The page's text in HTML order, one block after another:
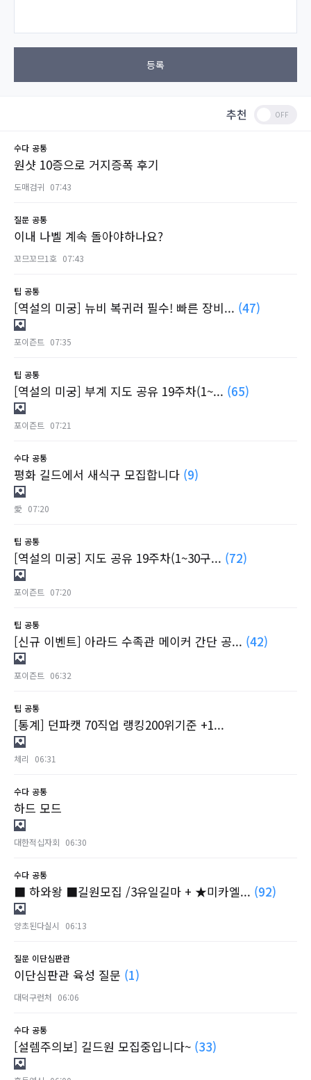
등록
추천
수다 공통
원샷 10증으로 거지증폭 후기
도매검귀 07:43
질문 공통
이내 나벨 계속 돌아야하나요?
꼬므꼬므1호 07:43
팁 공통
[역설의 미궁] 뉴비 복귀러 필수! 빠른 장비... (47)
포이즌트 07:35
팁 공통
[역설의 미궁] 부계 지도 공유 19주차(1~... (65)
포이즌트 07:21
수다 공통
평화 길드에서 새식구 모집합니다 (9)
愛 07:20
팁 공통
[역설의 미궁] 지도 공유 19주차(1~30구... (72)
포이즌트 07:20
팁 공통
[신규 이벤트] 아라드 수족관 메이커 간단 공... (42)
포이즌트 06:32
팁 공통
[통계] 던파캣 70직업 랭킹200위기준 +1...
체리 06:31
수다 공통
하드 모드
대한적십자회 06:30
수다 공통
■ 하와왕 ■길원모집 /3유일길마 + ★미카엘... (92)
양초된다실시 06:13
질문 이단심판관
이단심판관 육성 질문 (1)
대덕구런처 06:06
수다 공통
[설렘주의보] 길드원 모집중입니다~ (33)